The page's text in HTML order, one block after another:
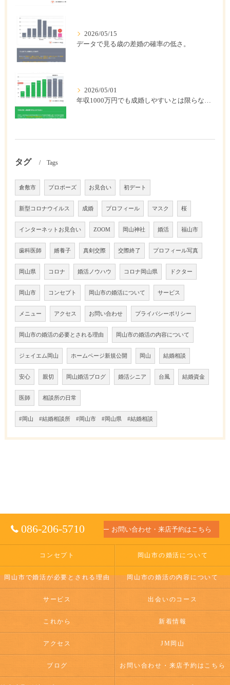
2026/05/15
データで見る歳の差婚の確率の低さ。
2026/05/01
年収1000万円でも成婚しやすいとは限らない? 「年収帯別の成婚率」のリアル
タグ Tags
倉敷市 プロポーズ お見合い 初デート
新型コロナウイルス 成婚 プロフィール マスク 桜
インターネットお見合い ZOOM 岡山神社 婚活 福山市
歯科医師 婿養子 真剣交際 交際終了 プロフィール写真
岡山県 コロナ 婚活ノウハウ コロナ岡山県 ドクター
岡山市 コンセプト 岡山市の婚活について サービス
メニュー アクセス お問い合わせ プライバシーポリシー
岡山市の婚活の必要とされる理由 岡山市の婚活の内容について
ジェイエム岡山 ホームページ新規公開 岡山 結婚相談
安心 親切 岡山婚活ブログ 婚活シニア 台風 結婚資金
医師 相談所の日常
#岡山 #結婚相談所 #岡山市 #岡山県 #結婚相談
086-206-5710 お問い合わせ・来店予約はこちら
コンセプト 岡山市の婚活について
岡山市で婚活が必要とされる理由 岡山市の婚活の内容について
サービス 出会いのコース
これから 新着情報
アクセス JM岡山
ブログ お問い合わせ・来店予約はこちら